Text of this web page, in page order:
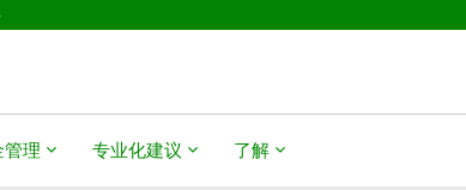
管理 专业化建议 了解